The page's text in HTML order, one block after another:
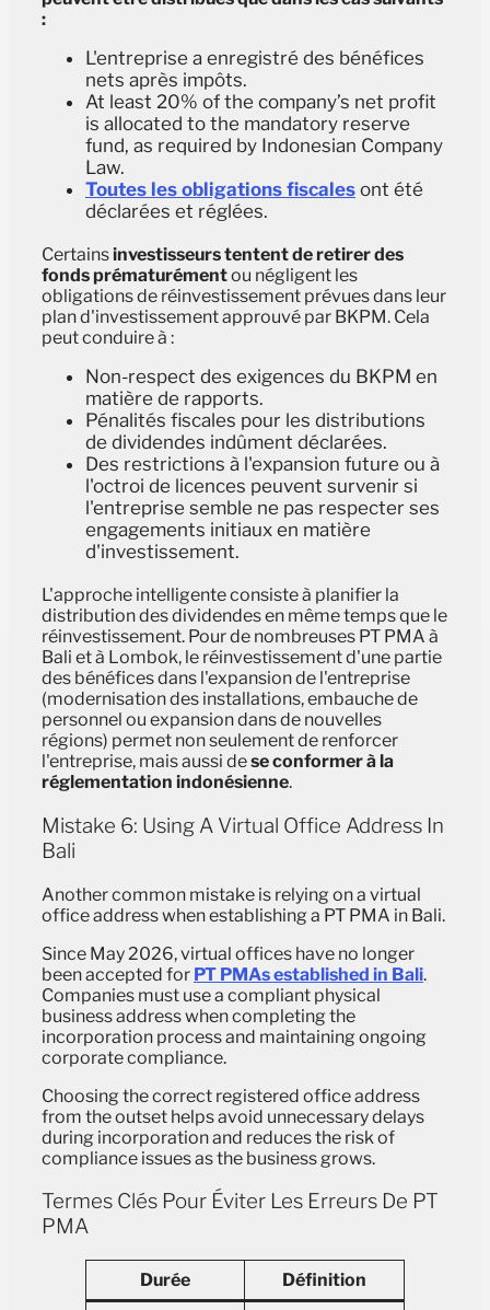
:
L'entreprise a enregistré des bénéfices
nets après impôts.
At least 20% of the company’s net profit
is allocated to the mandatory reserve
fund, as required by Indonesian Company
Law.
Toutes les obligations fiscales ont été
déclarées et réglées.
Certains investisseurs tentent de retirer des
fonds prématurémentou négligent les
obligations de réinvestissement prévues dans leur
plan d'investissement approuvé par BKPM. Cela
peut conduire à :
Non-respect des exigences du BKPM en
matière de rapports.
Pénalités fiscales pour les distributions
de dividendes indûment déclarées.
Des restrictions à l'expansion future ou à
l'octroi de licences peuvent survenir si
l'entreprise semble ne pas respecter ses
engagements initiaux en matière
d'investissement.
L'approche intelligente consiste à planifier la
distribution des dividendes en même temps que le
réinvestissement. Pour de nombreuses PT PMA à
Bali et à Lombok, le réinvestissement d'une partie
des bénéfices dans l'expansion de l'entreprise
(modernisation des installations, embauche de
personnel ou expansion dans de nouvelles
régions) permet non seulement de renforcer
l'entreprise, mais aussi dese conformer à la
réglementation indonésienne.
Mistake 6: Using A Virtual Office Address In
Bali
Another common mistake is relying on a virtual
office address when establishing a PT PMA in Bali.
Since May 2026, virtual offices have no longer
been accepted for PT PMAs established in Bali.
Companies must use a compliant physical
business address when completing the
incorporation process and maintaining ongoing
corporate compliance.
Choosing the correct registered office address
from the outset helps avoid unnecessary delays
during incorporation and reduces the risk of
compliance issues as the business grows.
Termes Clés Pour Éviter Les Erreurs De PT
PMA
Durée Définition